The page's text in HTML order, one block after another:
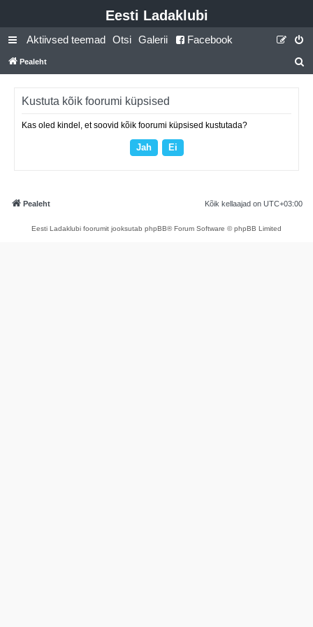
Eesti Ladaklubi
Aktiivsed teemad Otsi Galerii Facebook
Pealeht
t
Kustuta kõik foorumi küpsised
Kas oled kindel, et soovid kõik foorumi küpsised kustutada?
Pealeht Kõik kellaajad on UTC+03:00
Eesti Ladaklubi foorumit jooksutab phpBB® Forum Software © phpBB Limited